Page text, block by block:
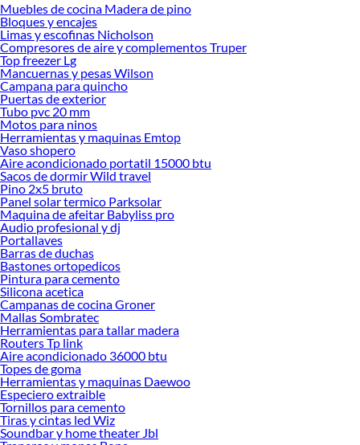
Desde remodelaciones hasta proyectos de decoración, estamos aquí para hacer
tus ideas realidad. ¡Visítanos y encuentra todo lo que tenemos para ofrecerte en
Estantes y repisas infantiles!
Explora la variedad de productos de Estantes y repisas infantiles en
Sodimac
Herramientas, materiales y accesorios de calidad para tus proyectos y
renovación de espacios. ¡Visítanos y descubre todo lo que tenemos para
ofrecerte!
Encuentra una amplia variedad de productos de Estantes y repisas infantiles en
Sodimac. Encuentra todo lo necesario para tus proyectos de renovación y
decoración. ¡Visítanos y haz tus ideas realidad!
Muebles de cocina Madera de pino
Bloques y encajes
Limas y escofinas Nicholson
Compresores de aire y complementos Truper
Top freezer Lg
Mancuernas y pesas Wilson
Campana para quincho
Puertas de exterior
Tubo pvc 20 mm
Motos para ninos
Herramientas y maquinas Emtop
Vaso shopero
Aire acondicionado portatil 15000 btu
Sacos de dormir Wild travel
Pino 2x5 bruto
Panel solar termico Parksolar
Maquina de afeitar Babyliss pro
Audio profesional y dj
Portallaves
Barras de duchas
Bastones ortopedicos
Pintura para cemento
Silicona acetica
Campanas de cocina Groner
Mallas Sombratec
Herramientas para tallar madera
Routers Tp link
Aire acondicionado 36000 btu
Topes de goma
Herramientas y maquinas Daewoo
Especiero extraible
Tornillos para cemento
Tiras y cintas led Wiz
Soundbar y home theater Jbl